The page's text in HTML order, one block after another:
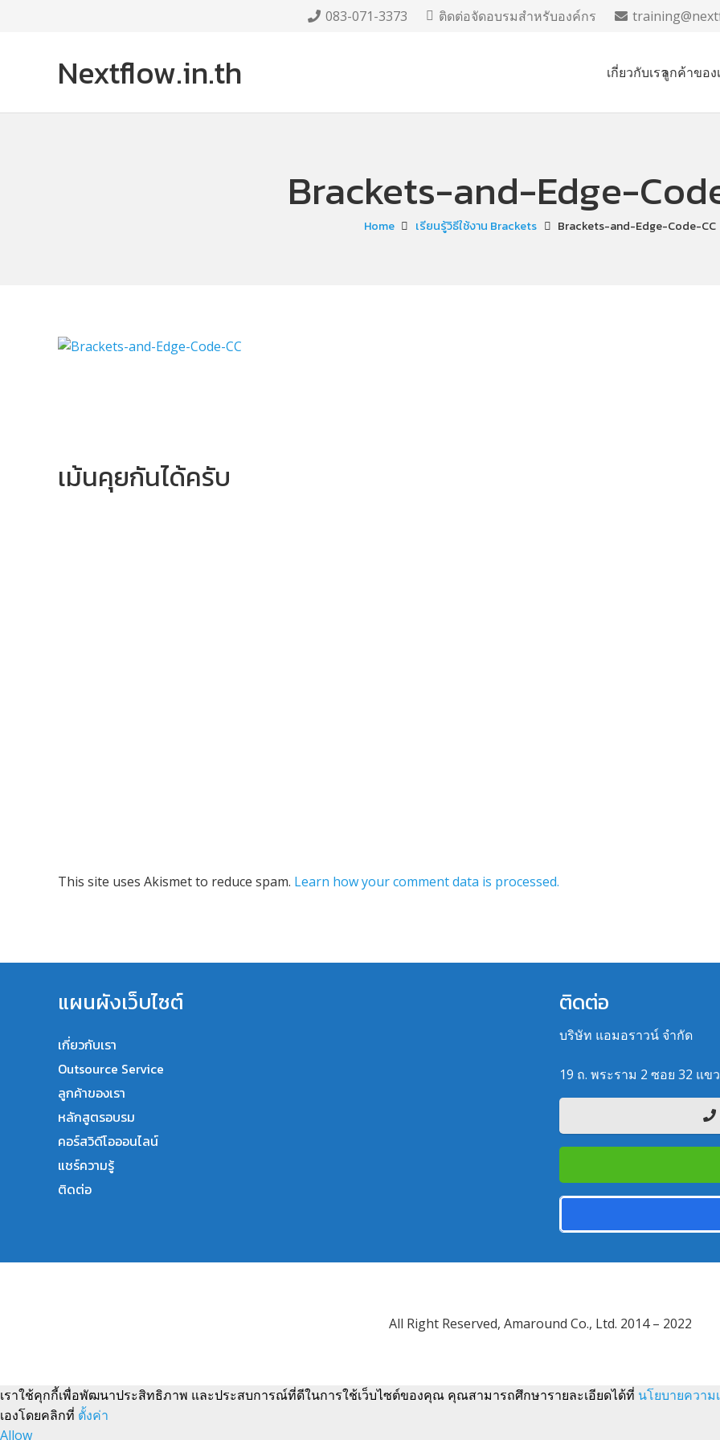
083-071-3373 ติดต่อจัดอบรมสำหรับองค์กร
Nextflow.in.th เกี่ยวกับเราลูกค้าของ
Brackets-and-Edge-
Home เรียนรู้วิธีใช้งาน Brackets Brackets-and-Edge-Code-CC
เม้นคุยกันได้ครับ
This site uses Akismet to reduce spam. Learn how your comment data is processed.
แผนผังเว็บไซต์
เกี่ยวกับเรา
Outsource Service
ลูกค้าของเรา
หลักสูตรอบรม
คอร์สวิดีโอออนไลน์
แชร์ความรู้
ติดต่อ
ติดต่อ
บริษัท แอมอราวน์ จำกัด
19 ถ. พระราม 2 ซอย 32 แข
All Right Reserved, Amaround Co., Ltd. 2014 – 2022
เราใช้คุกกี้เพื่อพัฒนาประสิทธิภาพ และประสบการณ์ที่ดีในการใช้เว็บไซต์ของคุณ คุณสามารถศึกษารายละเอียดได้ที่ นโยบายความ
เองโดยคลิกที่ ตั้งค่า
Allow